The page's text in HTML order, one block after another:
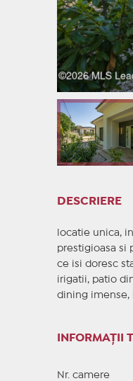
DESCRIERE
locatie unica,
prestigioasa si
ce isi doresc
irigatii, patio
dining imense,
INFORMAȚII
Nr. camere